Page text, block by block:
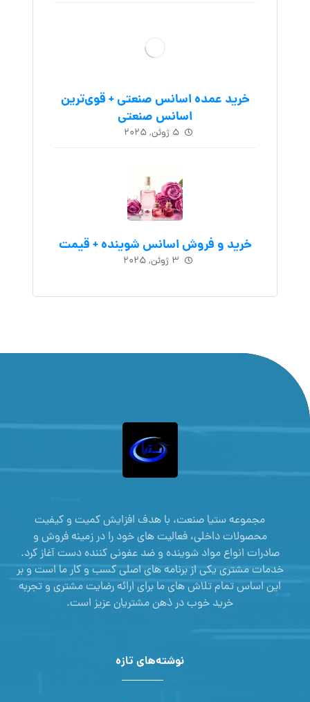
خرید عمده اسانس صنعتی + قوی‌ترین
اسانس‌ صنعتی
۵ ژوئن, ۲۰۲۵
خرید و فروش اسانس شوینده + قیمت
۳ ژوئن, ۲۰۲۵
مجموعه ستیا صنعت، با هدف افزایش کمیت و کیفیت
محصولات داخلی، فعالیت های خود را در زمینه فروش و
صادرات انواع مواد شوینده و ضد عفونی کننده دست آغاز کرد.
خدمات مشتری یکی از برنامه های اصلی کسب و کار ما است و بر
این اساس تمام تلاش های ما برای ارائه رضایت مشتری و تجربه
خرید خوب در ذهن مشتریان عزیز است.
نوشته‌های تازه